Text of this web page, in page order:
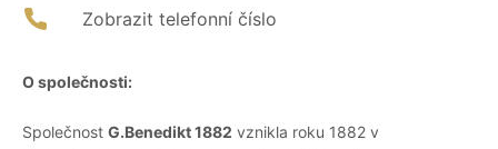
Zobrazit telefonní číslo
O společnosti:
Společnost G.Benedikt 1882 vznikla roku 1882 v